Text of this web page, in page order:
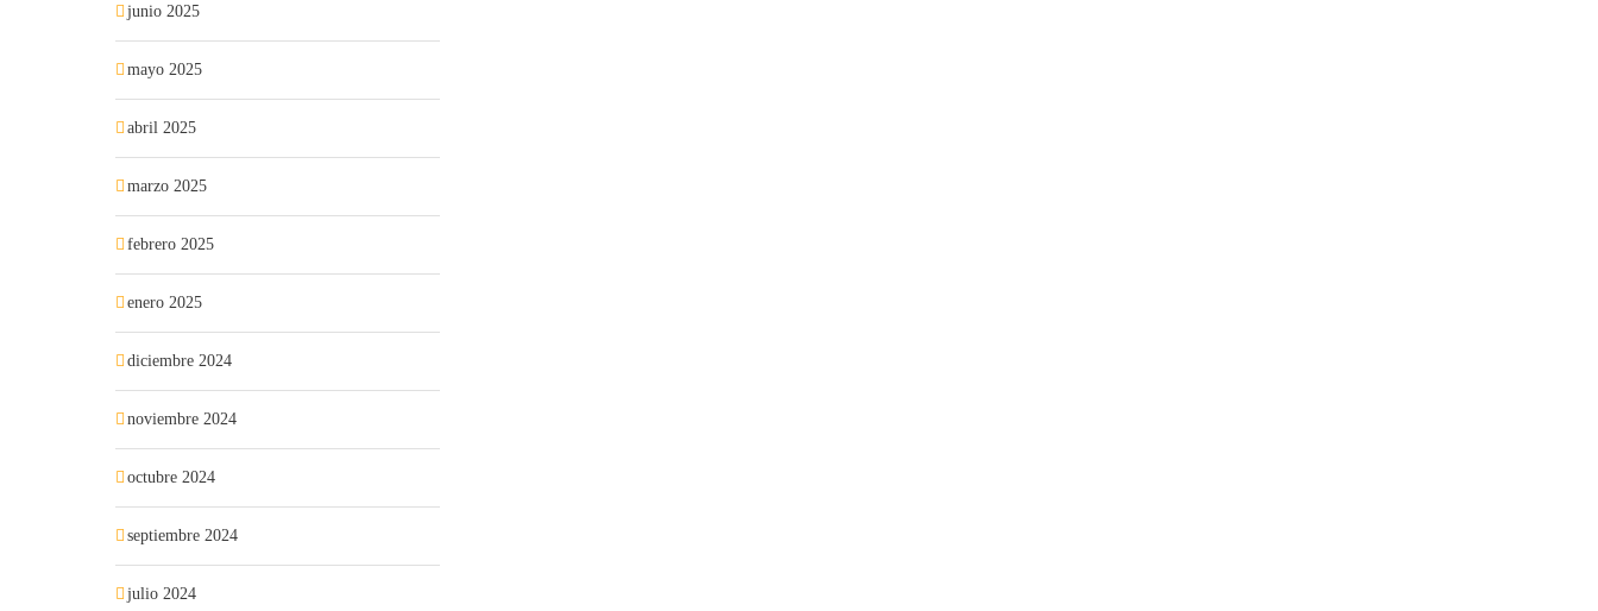
junio 2025
mayo 2025
abril 2025
marzo 2025
febrero 2025
enero 2025
diciembre 2024
noviembre 2024
octubre 2024
septiembre 2024
julio 2024